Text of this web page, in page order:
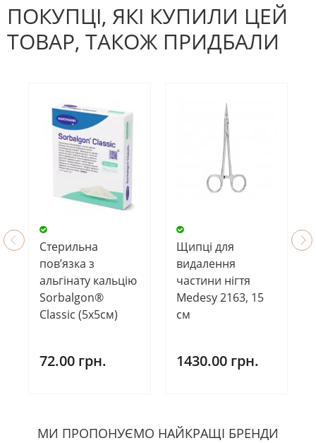
ПОКУПЦІ, ЯКІ КУПИЛИ ЦЕЙ
ТОВАР, ТАКОЖ ПРИДБАЛИ
Стерильна
пов’язка з
альгінату кальцію
Sorbalgon®
Classic (5х5см)
72.00 грн.
Щипці для
видалення
частини нігтя
Medesy 2163, 15
см
1430.00 грн.
МИ ПРОПОНУЄМО НАЙКРАЩІ БРЕНДИ